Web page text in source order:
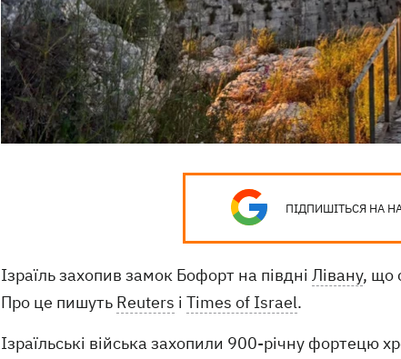
ПІДПИШІТЬСЯ НА
Ізраїль захопив замок Бофорт на півдні Лівану, що
Про це пишуть Reuters і Times of Israel.
Ізраїльські війська захопили 900-річну фортецю